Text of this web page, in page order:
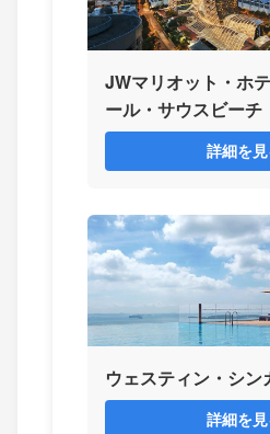
JWマリオット・ホ
ール・サウスビーチ
詳細を
ウェスティン・シン
詳細を